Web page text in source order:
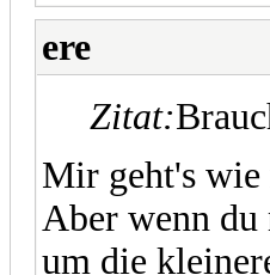
ere
Zitat:
Mir geht's wie
Aber wenn
um die